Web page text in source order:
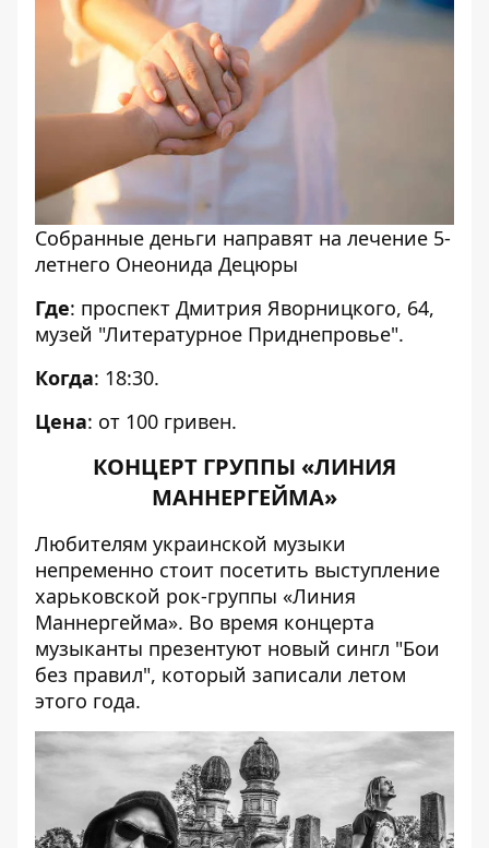
Собранные деньги направят на лечение 5-
летнего Онеонида Децюры
Где: проспект Дмитрия Яворницкого, 64,
музей "Литературное Приднепровье".
Когда: 18:30.
Цена: от 100 гривен.
КОНЦЕРТ ГРУППЫ «ЛИНИЯ
МАННЕРГЕЙМА»
Любителям украинской музыки
непременно стоит посетить выступление
харьковской рок-группы «Линия
Маннергейма». Во время концерта
музыканты презентуют новый сингл "Бои
без правил", который записали летом
этого года.